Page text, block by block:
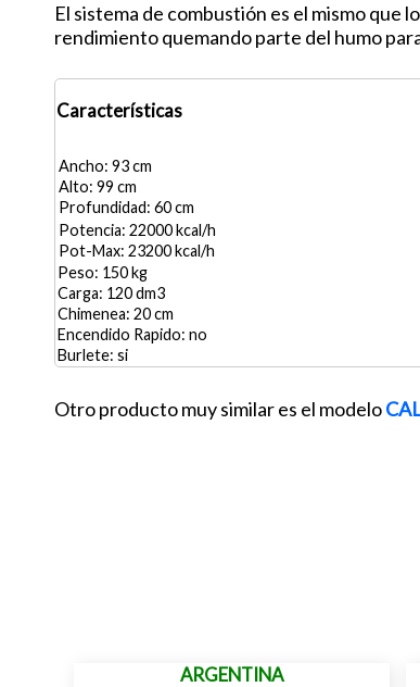
El sistema de combustión es el mismo que
rendimiento quemando parte del humo
Características
93
99
60
22000
23200
150
120
20
no
si
Otro producto muy similar es el modelo
ARGENTINA